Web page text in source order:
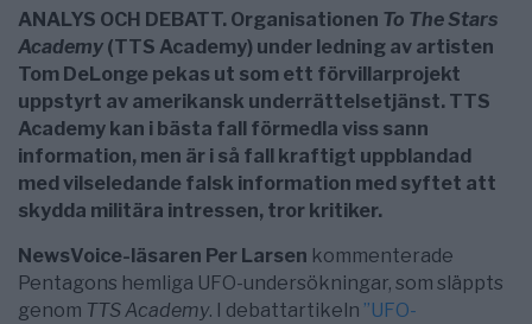
ANALYS OCH DEBATT. Organisationen To The Stars
Academy (TTS Academy) under ledning av artisten
Tom DeLonge pekas ut som ett förvillarprojekt
uppstyrt av amerikansk underrättelsetjänst. TTS
Academy kan i bästa fall förmedla viss sann
information, men är i så fall kraftigt uppblandad
med vilseledande falsk information med syftet att
skydda militära intressen, tror kritiker.
NewsVoice-läsaren Per Larsen kommenterade
Pentagons hemliga UFO-undersökningar, som släppts
genom TTS Academy. I debattartikeln ”UFO-